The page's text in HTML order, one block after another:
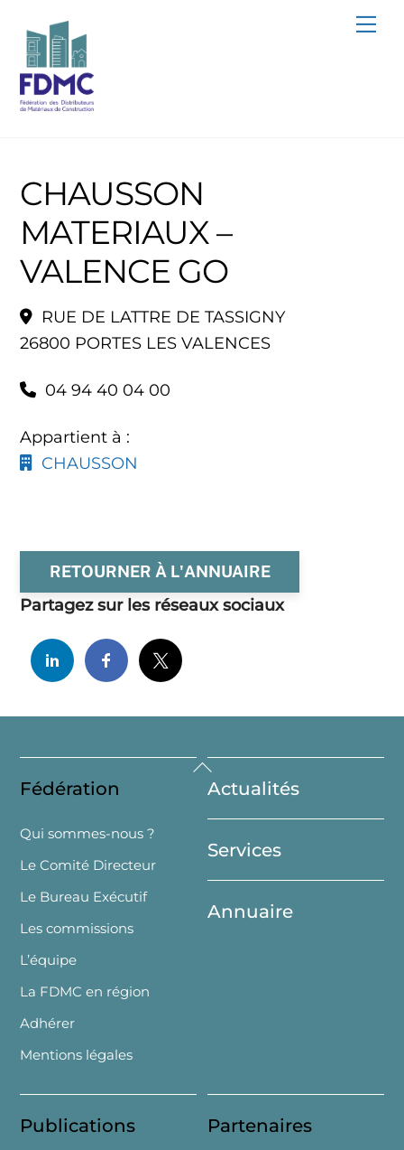
content
CHAUSSON
MATERIAUX –
VALENCE GO
RUE DE LATTRE DE TASSIGNY
26800 PORTES LES VALENCES
04 94 40 04 00
Appartient à :
CHAUSSON
RETOURNER À L'ANNUAIRE
Partagez sur les réseaux sociaux
Back
To
Top
Fédération
Qui sommes-nous ?
Le Comité Directeur
Le Bureau Exécutif
Les commissions
L’équipe
La FDMC en région
Adhérer
Mentions légales
Actualités
Services
Annuaire
Publications Partenaires